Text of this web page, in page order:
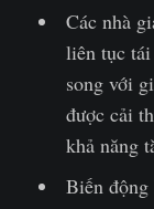
Các nhà
liên tục
song với
được cải
khả năng
Biến